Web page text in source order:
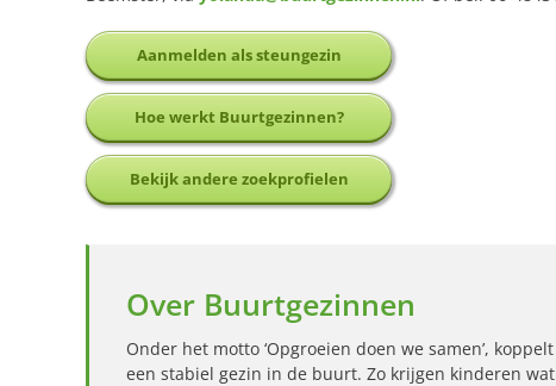
Aanmelden als steungezin
Hoe werkt Buurtgezinnen?
Bekijk andere zoekprofielen
Over Buurtgezinnen
Onder het motto ‘Opgroeien doen we samen’,
een stabiel gezin in de buurt. Zo krijgen kinderen